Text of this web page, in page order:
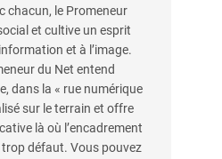
chacun, le Promeneur
et cultive un esprit
et à l’image.
du Net entend
dans la « rue numérique
sur le terrain et offre
là où l’encadrement
défaut. Vous pouvez